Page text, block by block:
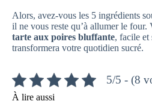
Alors, avez-vous les 5 ingrédients
il ne vous reste qu’à allumer le four.
tarte aux poires bluffante, facile et
transformera votre quotidien sucré.
5/5 - (8
À lire aussi